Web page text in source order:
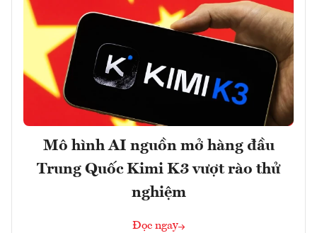
Mô hình AI nguồn mở hàng đầu
Trung Quốc Kimi K3 vượt rào thử
nghiệm
Đọc ngay